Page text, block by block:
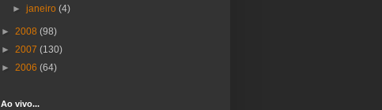
►janeiro(4)
► 2008 (98)
► 2007 (130)
► 2006 (64)
Ao vivo...